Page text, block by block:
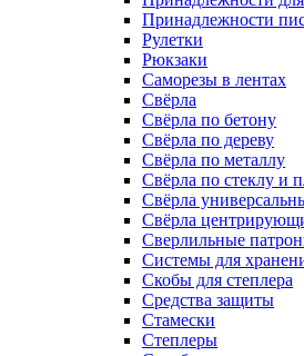
Принадлежности
Рулетки
Рюкзаки
Саморезы в лентах
Свёрла
Свёрла по бетону
Свёрла по дереву
Свёрла по металлу
Свёрла по стеклу и
Свёрла
Свёрла
Сверлильные
Системы для
Скобы для степлера
Средства защиты
Стамески
Степлеры